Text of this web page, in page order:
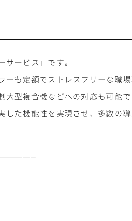
サービス」です。
ーも定額でストレスフリーな職場
大型複合機などへの対応も可能で
した機能性を実現させ、多数の導